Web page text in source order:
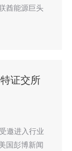
酋能源巨头
证交所
邀进入行业
国彭博新闻